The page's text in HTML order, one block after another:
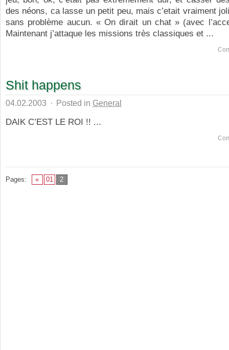
des néons, ca lasse un petit peu, mais c’etait vraiment
sans problème aucun. « On dirait un chat » (avec
Maintenant j’attaque les missions très classiques et ...
Shit happens
04.02.2003 · Posted in General
DAIK C’EST LE ROI !! ...
Pages: « 01 2